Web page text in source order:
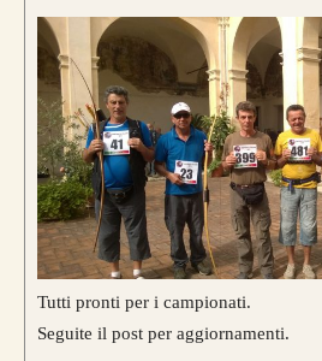
Tutti pronti per i campionati.
Seguite il post per aggiornamenti.